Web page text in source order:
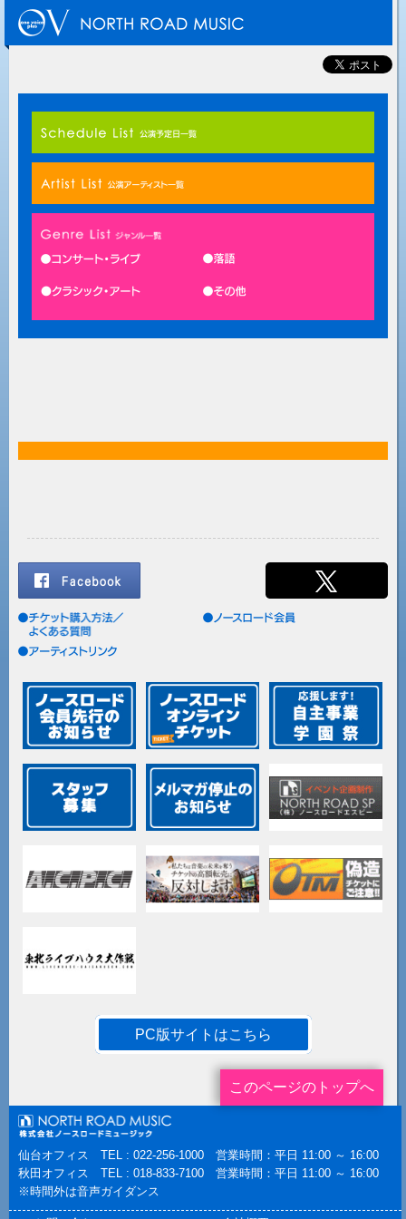
PC版サイトはこちら
このページのトップへ
仙台オフィス TEL : 022-256-1000 営業時間：平日 11:00 ～ 16:00
秋田オフィス TEL : 018-833-7100 営業時間：平日 11:00 ～ 16:00
※時間外は音声ガイダンス